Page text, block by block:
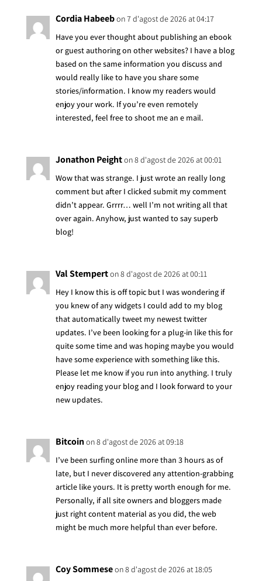
Cordia Habeebon 7 d'agost de 2026 at 04:17
Have you ever thought about publishing an ebook
or guest authoring on other websites? I have a blog
based on the same information you discuss and
would really like to have you share some
stories/information. I know my readers would
enjoy your work. If you’re even remotely
interested, feel free to shoot me an e mail.
Jonathon Peighton 8 d'agost de 2026 at 00:01
Wow that was strange. I just wrote an really long
comment but after I clicked submit my comment
didn’t appear. Grrrr… well I’m not writing all that
over again. Anyhow, just wanted to say superb
blog!
Val Stemperton 8 d'agost de 2026 at 00:11
Hey I know this is off topic but I was wondering if
you knew of any widgets I could add to my blog
that automatically tweet my newest twitter
updates. I’ve been looking for a plug-in like this for
quite some time and was hoping maybe you would
have some experience with something like this.
Please let me know if you run into anything. I truly
enjoy reading your blog and I look forward to your
new updates.
Bitcoinon 8 d'agost de 2026 at 09:18
I’ve been surfing online more than 3 hours as of
late, but I never discovered any attention-grabbing
article like yours. It is pretty worth enough for me.
Personally, if all site owners and bloggers made
just right content material as you did, the web
might be much more helpful than ever before.
Coy Sommeseon 8 d'agost de 2026 at 18:05